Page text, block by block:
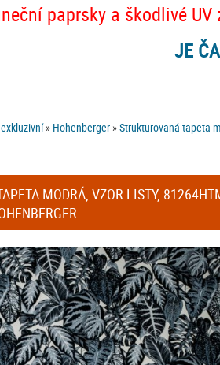
paprsky a škodlivé
JE
exkluzivní » Hohenberger »Strukturovaná tapeta
MODRÁ, VZOR LISTY,